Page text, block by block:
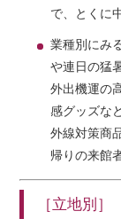
で、とくに
業種別にみ
や連日の猛
外出機運の
感グッズな
外線対策商
帰りの来館
［立地別］